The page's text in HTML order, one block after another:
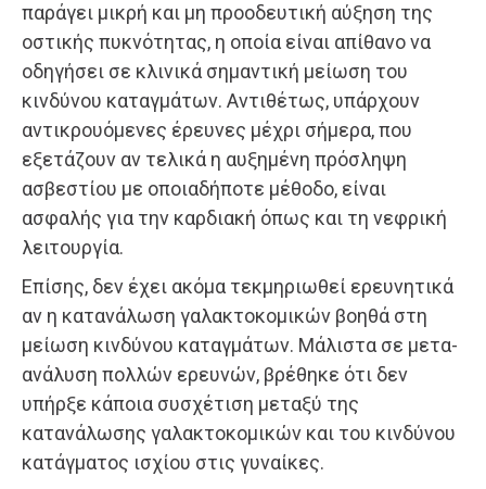
παράγει μικρή και μη προοδευτική αύξηση της
οστικής πυκνότητας, η οποία είναι απίθανο να
οδηγήσει σε κλινικά σημαντική μείωση του
κινδύνου καταγμάτων. Αντιθέτως, υπάρχουν
αντικρουόμενες έρευνες μέχρι σήμερα, που
εξετάζουν αν τελικά η αυξημένη πρόσληψη
ασβεστίου με οποιαδήποτε μέθοδο, είναι
ασφαλής για την καρδιακή όπως και τη νεφρική
λειτουργία.
Επίσης, δεν έχει ακόμα τεκμηριωθεί ερευνητικά
αν η κατανάλωση γαλακτοκομικών βοηθά στη
μείωση κινδύνου καταγμάτων. Μάλιστα σε μετα-
ανάλυση πολλών ερευνών, βρέθηκε ότι δεν
υπήρξε κάποια συσχέτιση μεταξύ της
κατανάλωσης γαλακτοκομικών και του κινδύνου
κατάγματος ισχίου στις γυναίκες.